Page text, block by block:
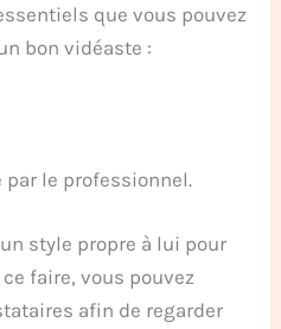
que vous pouvez
bon vidéaste :
par le professionnel.
style propre à lui pour
faire, vous pouvez
afin de regarder